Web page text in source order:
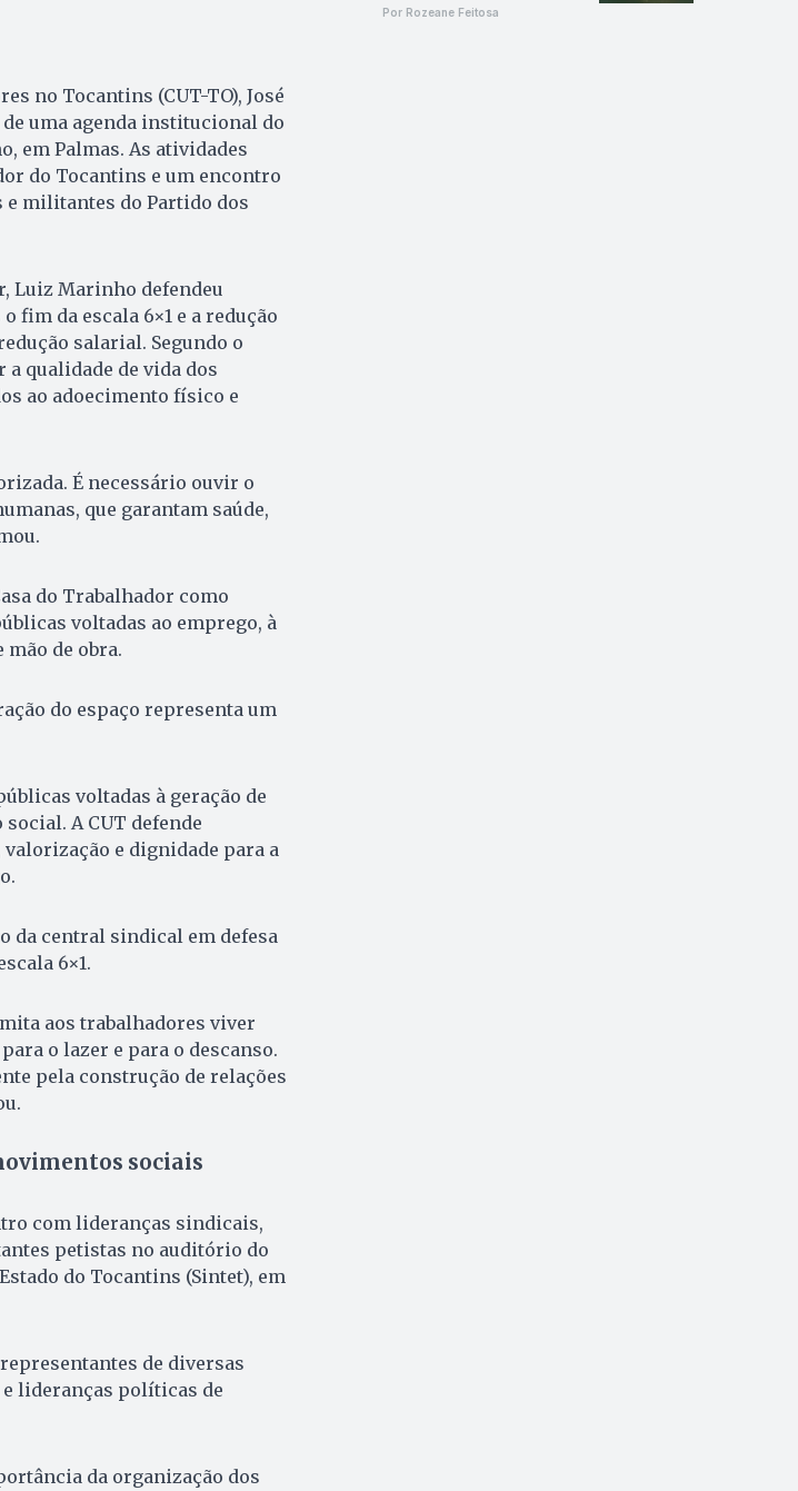
no Tocantins (CUT-TO), José
uma agenda institucional do
em Palmas. As atividades
do Tocantins e um encontro
militantes do Partido dos
Luiz Marinho defendeu
fim da escala 6×1 e a redução
salarial. Segundo o
qualidade de vida dos
ao adoecimento físico e
É necessário ouvir o
que garantam saúde,
do Trabalhador como
voltadas ao emprego, à
de obra.
do espaço representa um
voltadas à geração de
A CUT defende
e dignidade para a
da central sindical em defesa
6×1.
aos trabalhadores viver
o lazer e para o descanso.
pela construção de relações
sociais
com lideranças sindicais,
petistas no auditório do
do Tocantins (Sintet), em
de diversas
lideranças políticas de
da organização dos
Por Rozeane Feitosa